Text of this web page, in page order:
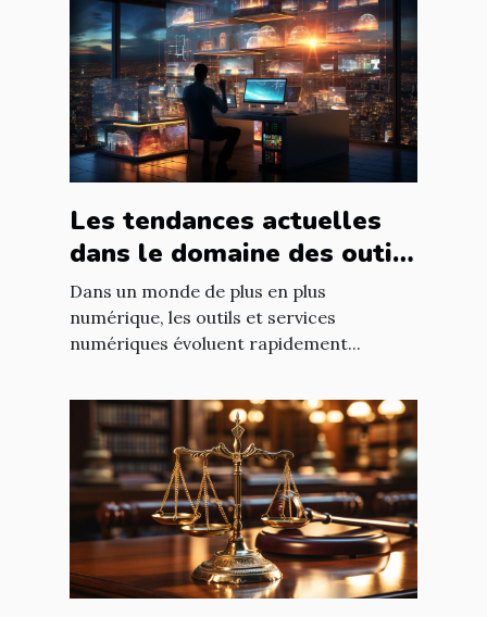
Les tendances actuelles
dans le domaine des outils
et services numériques
Dans un monde de plus en plus
numérique, les outils et services
numériques évoluent rapidement...